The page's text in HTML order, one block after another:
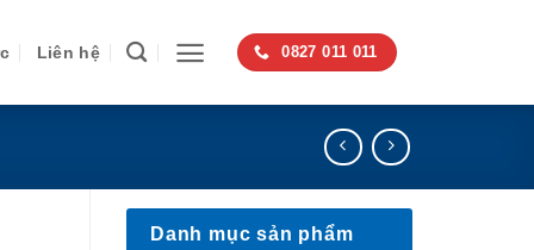
Liên hệ 0827 011 011
Danh mục sản phẩm